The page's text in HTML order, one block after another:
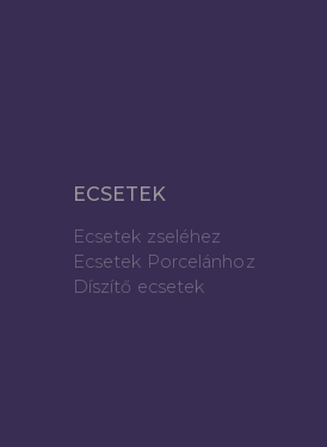
ECSETEK
Ecsetek zseléhez
Ecsetek Porcelánhoz
Díszítő ecsetek